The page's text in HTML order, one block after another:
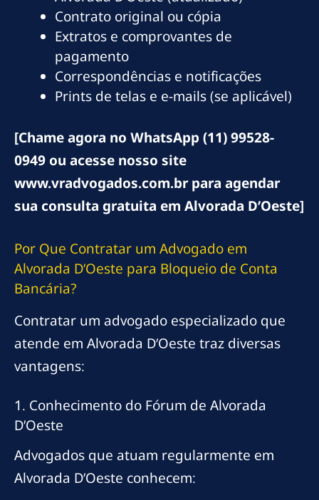
Contrato original ou cópia
Extratos e comprovantes de
pagamento
Correspondências e notificações
Prints de telas e e-mails (se aplicável)
[Chame agora no WhatsApp (11) 99528-
0949 ou acesse nosso site
www.vradvogados.com.br para agendar
sua consulta gratuita em Alvorada D’Oeste]
Por Que Contratar um Advogado em
Alvorada D’Oeste para Bloqueio de Conta
Bancária?
Contratar um advogado especializado que
atende em Alvorada D’Oeste traz diversas
vantagens:
1. Conhecimento do Fórum de Alvorada
D’Oeste
Advogados que atuam regularmente em
Alvorada D’Oeste conhecem: